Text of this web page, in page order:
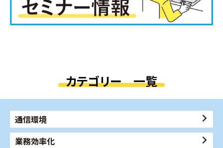
カテゴリー 一覧
通信環境
業務効率化